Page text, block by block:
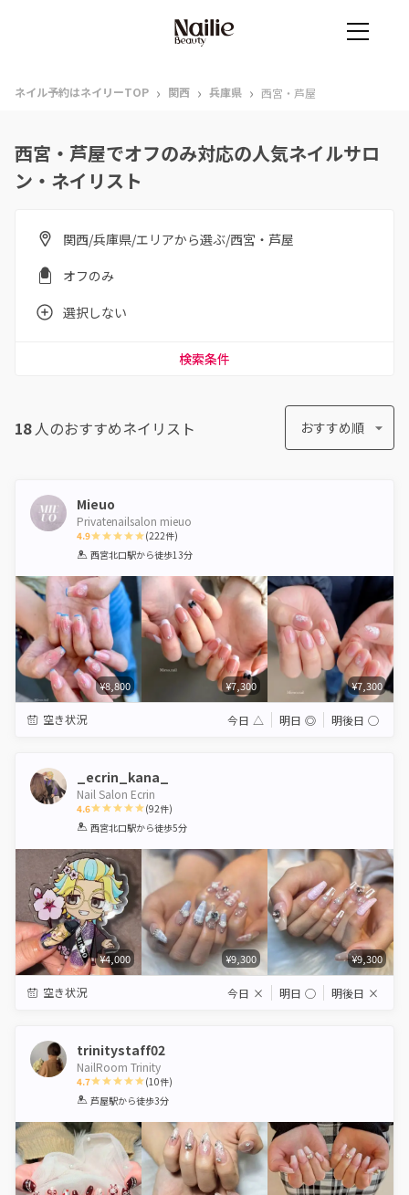
ネイル予約はネイリーTOP › 関西 › 兵庫県 › 西宮・芦屋
西宮・芦屋でオフのみ対応の人気ネイルサロ
ン・ネイリスト
関西/兵庫県/エリアから選ぶ/西宮・芦屋
オフのみ
選択しない
検索条件
18人のおすすめネイリスト おすすめ順
Mieuo
Privatenailsalon mieuo
4.9
1 2 3 4 5
(222件)
西宮北口駅から徒歩13分
¥8,800 ¥7,300 ¥7,300
空き状況 今日 △ 明日 ◎ 明後日 ◯
_ecrin_kana_
Nail Salon Ecrin
4.6
1 2 3 4 5
(92件)
西宮北口駅から徒歩5分
¥4,000 ¥9,300 ¥9,300
空き状況 今日 × 明日 ◯ 明後日 ×
trinitystaff02
NailRoom Trinity
4.7
1 2 3 4 5
(10件)
芦屋駅から徒歩3分